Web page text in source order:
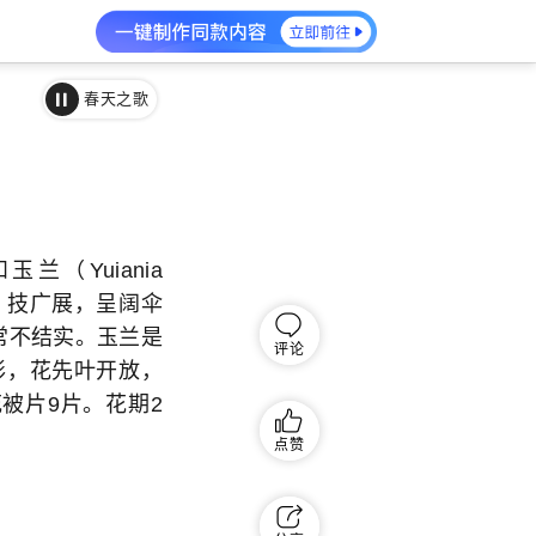
春天之歌
兰（Yuiania
广展，呈阔伞
不结实。玉兰是
花先叶开放，
片9片。花期2
评论
点赞